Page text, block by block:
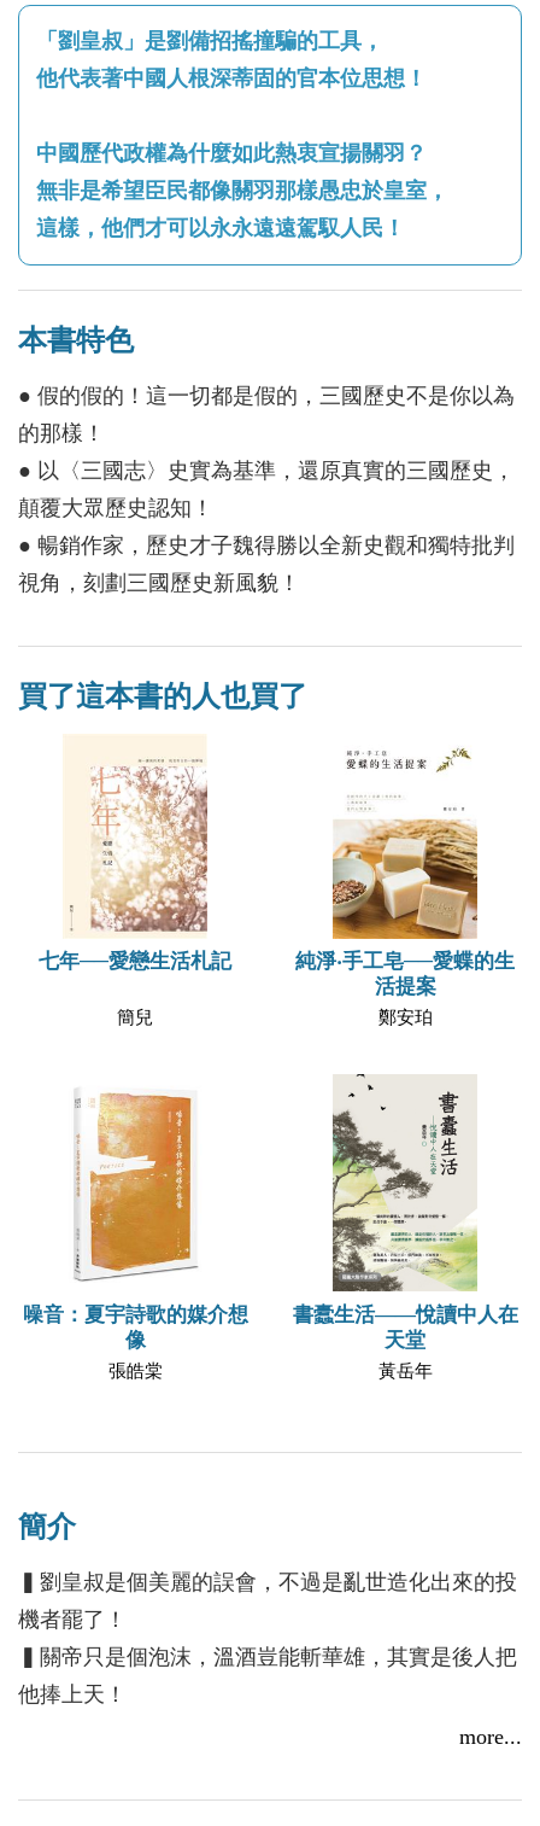
「劉皇叔」是劉備招搖撞騙的工具，
他代表著中國人根深蒂固的官本位思想！
中國歷代政權為什麼如此熱衷宣揚關羽？
無非是希望臣民都像關羽那樣愚忠於皇室，
這樣，他們才可以永永遠遠駕馭人民！
本書特色
● 假的假的！這一切都是假的，三國歷史不是你以為
的那樣！
● 以〈三國志〉史實為基準，還原真實的三國歷史，
顛覆大眾歷史認知！
● 暢銷作家，歷史才子魏得勝以全新史觀和獨特批判
視角，刻劃三國歷史新風貌！
買了這本書的人也買了
七年──愛戀生活札記
簡兒
純淨‧手工皂──愛蝶的生
活提案
鄭安珀
噪音：夏宇詩歌的媒介想
像
張皓棠
書蠹生活——悅讀中人在
天堂
黃岳年
簡介
▍劉皇叔是個美麗的誤會，不過是亂世造化出來的投
機者罷了！
▍關帝只是個泡沫，溫酒豈能斬華雄，其實是後人把
他捧上天！
▍孔明是根大廢柴，他真的只是略懂略懂，還是個戰
more...